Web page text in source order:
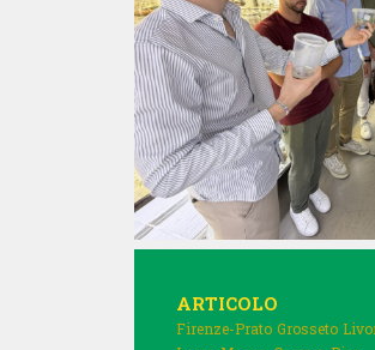
ARTICOLO
Firenze-Prato Grosseto